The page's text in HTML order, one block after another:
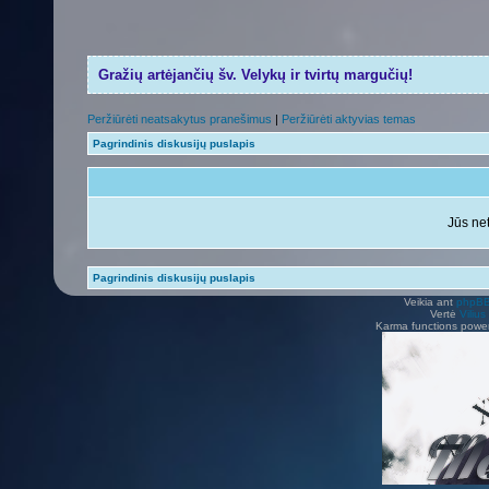
Gražių artėjančių šv. Velykų ir tvirtų margučių!
Peržiūrėti neatsakytus pranešimus | Peržiūrėti aktyvias temas
Pagrindinis diskusijų puslapis
Jūs
Pagrindinis diskusijų puslapis
Veikia ant
Vertė Vilius
Karma functions